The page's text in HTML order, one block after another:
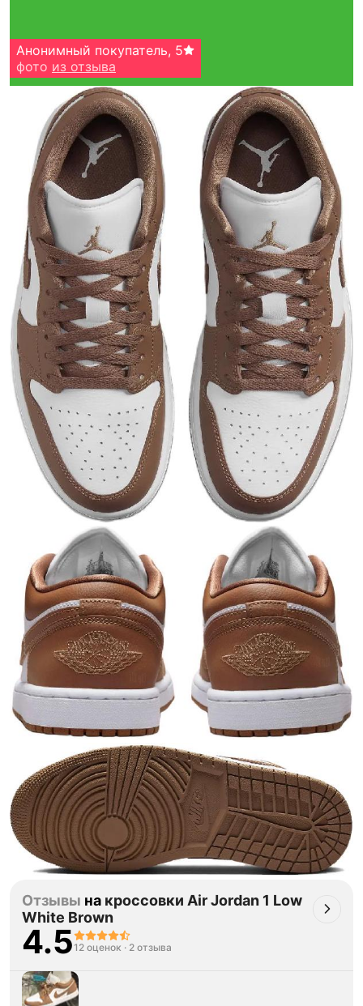
Тройная гарантия
оригинальности
Товар сертифицирован и опломбирован.
Проверяем на оригинальность
по 16 параметрам.
Если придёт подделка — вернём деньги
в трёхкратном размере.
Как мы провеяем товары
Анонимный покупатель, 5
фото из отзыва
Отзывы на кроссовки Air Jordan 1 Low
White Brown
4.512 оценок · 2 отзыва